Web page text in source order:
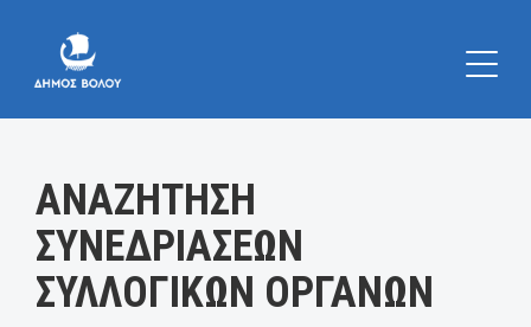
ΑΝΑΖΗΤΗΣΗ
ΣΥΝΕΔΡΙΑΣΕΩΝ
ΣΥΛΛΟΓΙΚΩΝ ΟΡΓΑΝΩΝ